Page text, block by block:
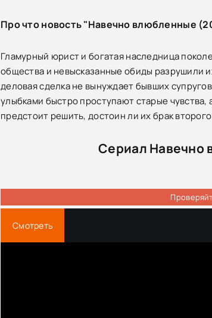
Про что новость "Навечно влюбленные
Гламурный юрист и богатая наследница
общества и невысказанные обиды разрушили
деловая сделка не вынуждает бывших
улыбками быстро проступают старые
предстоит решить, достоин ли их брак
Сериал Навечно
Смотреть